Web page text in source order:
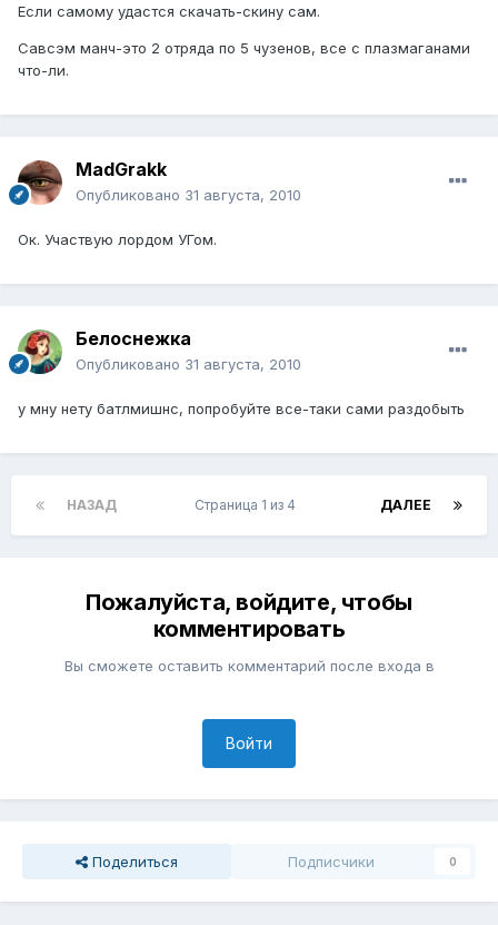
Если самому удастся скачать-скину сам.
Савсэм манч-это 2 отряда по 5 чузенов, все с плазмаганами
что-ли.
MadGrakk
Опубликовано 31 августа, 2010
Ок. Участвую лордом УГом.
Белоснежка
Опубликовано 31 августа, 2010
у мну нету батлмишнс, попробуйте все-таки сами раздобыть
НАЗАД ДАЛЕЕ
Страница 1 из 4
Пожалуйста, войдите, чтобы
комментировать
Вы сможете оставить комментарий после входа в
Войти
Поделиться Подписчики 0